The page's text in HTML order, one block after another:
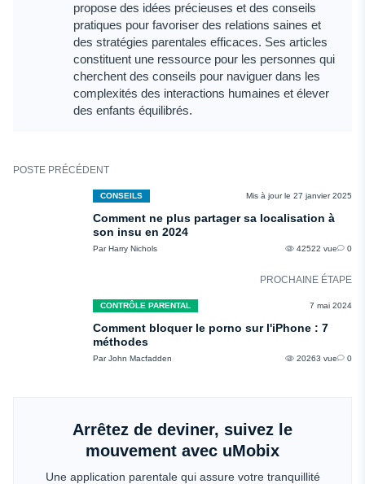
propose des idées précieuses et des conseils
pratiques pour favoriser des relations saines et
des stratégies parentales efficaces. Ses articles
constituent une ressource pour les personnes qui
cherchent des conseils pour naviguer dans les
complexités des interactions humaines et élever
des enfants équilibrés.
POSTE PRÉCÉDENT
CONSEILS Mis à jour le 27 janvier 2025
Comment ne plus partager sa localisation à
son insu en 2024
Par Harry Nichols 42522 vue 0
PROCHAINE ÉTAPE
CONTRÔLE PARENTAL 7 mai 2024
Comment bloquer le porno sur l'iPhone : 7
méthodes
Par John Macfadden 20263 vue 0
Arrêtez de deviner, suivez le
mouvement avec uMobix
Une application parentale qui assure votre tranquillité